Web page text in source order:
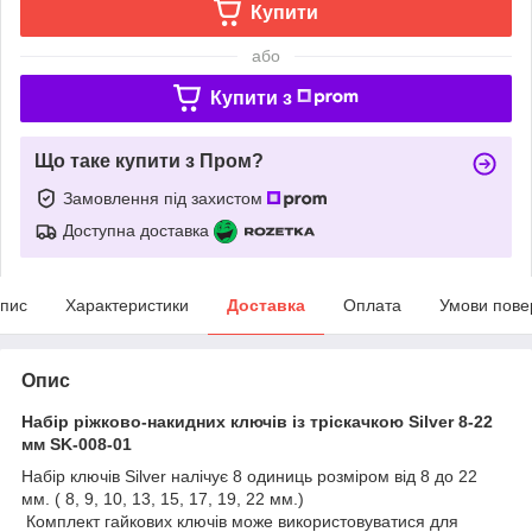
Купити
або
Купити з
Що таке купити з Пром?
Замовлення під захистом
Доступна доставка
Характеристики Доставка Оплата Умови
Опис
Набір ріжково-накидних ключів із тріскачкою Silver 8-22
мм SK-008-01
Набір ключів Silver налічує 8 одиниць розміром від 8 до 22
мм. ( 8, 9, 10, 13, 15, 17, 19, 22 мм.)
Комплект гайкових ключів може використовуватися для